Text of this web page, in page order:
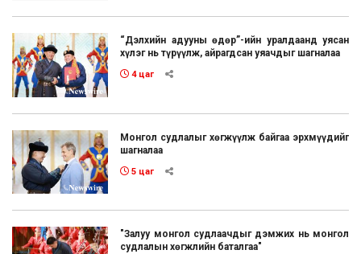
“Дэлхийн адууны өдөр”-ийн уралдаанд уясан
хүлэг нь түрүүлж, айрагдсан уяачдыг шагналаа
4 цаг
Монгол судлалыг хөгжүүлж байгаа эрхмүүдийг
шагналаа
5 цаг
"Залуу монгол судлаачдыг дэмжих нь монгол
судлалын хөгжлийн баталгаа"